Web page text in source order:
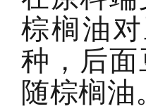
棕榈油
种，后
随棕榈油。